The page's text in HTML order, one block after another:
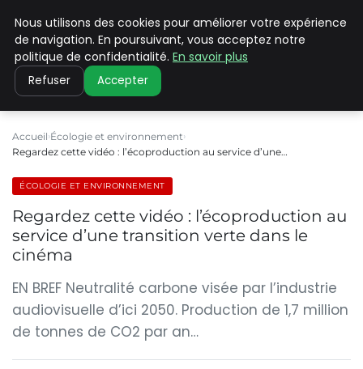
CLIMATE C ADVANCED
Accueil Écologie et environnement
Regardez cette vidéo : l’écoproduction au service d’une…
ÉCOLOGIE ET ENVIRONNEMENT
Regardez cette vidéo : l’écoproduction au
service d’une transition verte dans le
cinéma
EN BREF Neutralité carbone visée par l’industrie
audiovisuelle d’ici 2050. Production de 1,7 million
de tonnes de CO2 par an…
Nous utilisons des cookies pour améliorer votre expérience
de navigation. En poursuivant, vous acceptez notre
politique de confidentialité. En savoir plus
Refuser Accepter